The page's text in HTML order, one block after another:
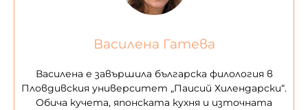
Василена Гатева
Василена е завършила българска филология в
Пловдивския университет „Паисий Хилендарски“.
Обича кучета, японската кухня и източната